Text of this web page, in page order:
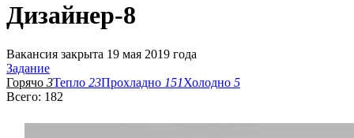
Дизайнер-8
Вакансия закрыта 19 мая 2019 года
Задание
Горячо 3Тепло 23Прохладно 151Холодно 5
Всего: 182